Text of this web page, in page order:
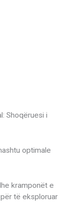
Shoqëruesi i
optimale
kramponët e
të eksploruar